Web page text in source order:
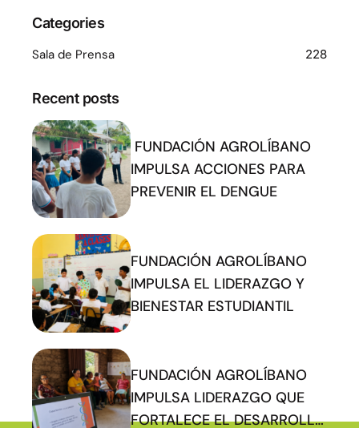
Categories
Sala de Prensa 228
Recent posts
FUNDACIÓN AGROLÍBANO
IMPULSA ACCIONES PARA
PREVENIR EL DENGUE
FUNDACIÓN AGROLÍBANO
IMPULSA EL LIDERAZGO Y
BIENESTAR ESTUDIANTIL
FUNDACIÓN AGROLÍBANO
IMPULSA LIDERAZGO QUE
FORTALECE EL DESARROLLO